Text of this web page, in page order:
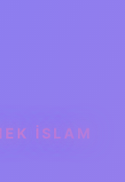
ISLAM